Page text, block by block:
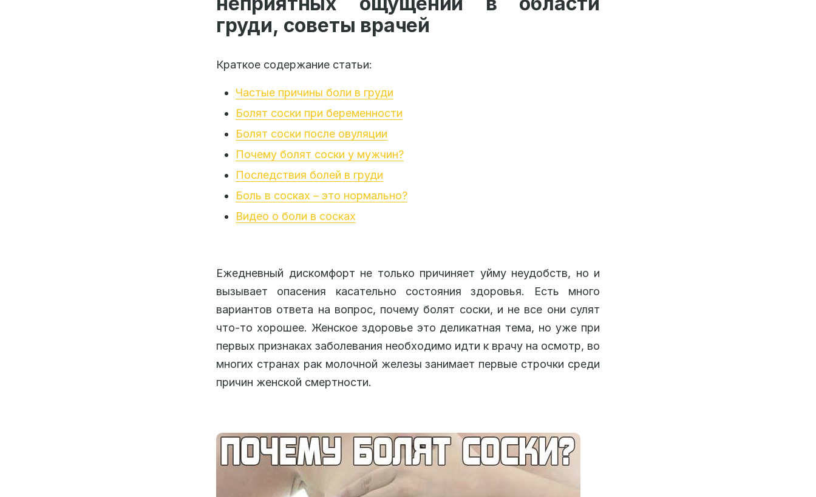
груди, советы врачей
Краткое содержание статьи:
Частые причины боли в груди
Болят соски при беременности
Болят соски после овуляции
Почему болят соски у мужчин?
Последствия болей в груди
Боль в сосках – это нормально?
Видео о боли в сосках
Ежедневный дискомфорт не только причиняет уйму неудобств, но и
вызывает опасения касательно состояния здоровья. Есть много
вариантов ответа на вопрос, почему болят соски, и не все они сулят
что-то хорошее. Женское здоровье это деликатная тема, но уже при
первых признаках заболевания необходимо идти к врачу на осмотр, во
многих странах рак молочной железы занимает первые строчки среди
причин женской смертности.